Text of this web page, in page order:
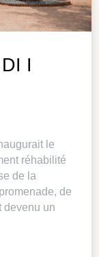
I
le
réhabilité
de la
de
devenu un